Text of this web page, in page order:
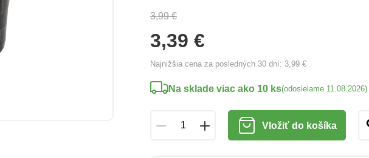
3,99 €
3,39 €
Najnižšia cena za posledných 30 dní: 3,99 €
Na sklade viac ako 10 ks(odosielame 11.08.2026)
Vložiť do košíka